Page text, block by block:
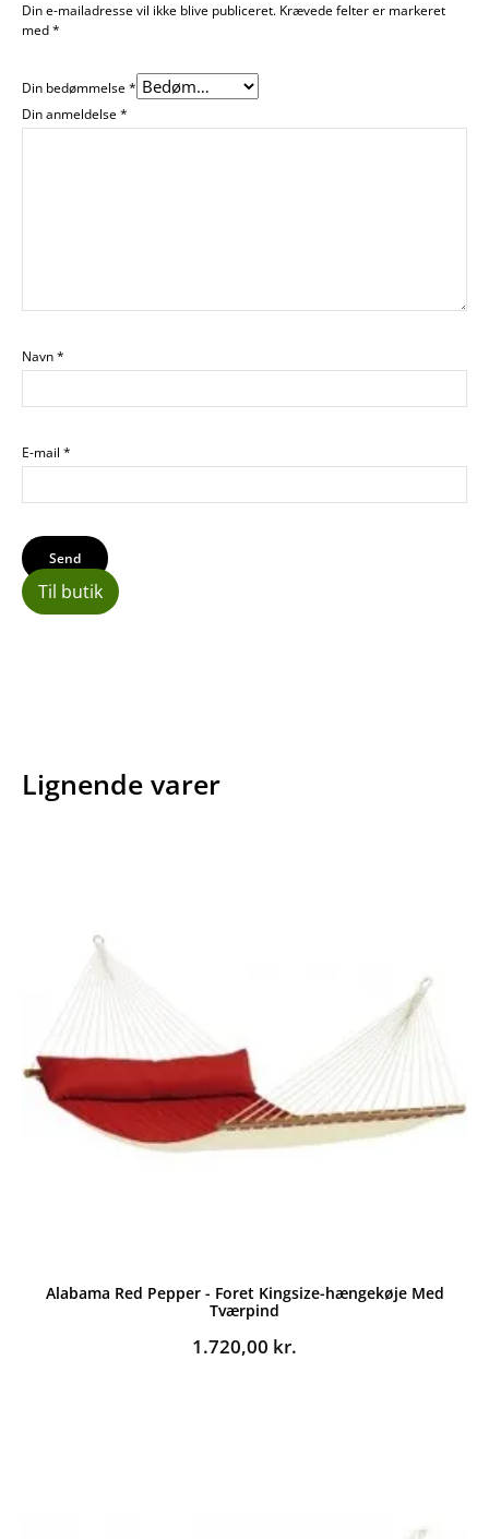
Din e-mailadresse vil ikke blive publiceret. Krævede felter er markeret
med*
Din bedømmelse*
Din anmeldelse*
Navn*
E-mail *
Til butik
Lignende varer
Alabama Red Pepper - Foret Kingsize-hængekøje Med
Tværpind
1.720,00 kr.